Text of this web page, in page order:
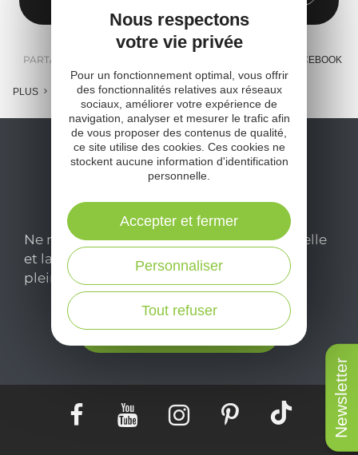
Newsletter
PARTAGER : FACEBOOK
PLUS
Ne manquez pas notre newsletter mensuelle
et laissez-vous inspirer pour profiter
pleinement de votre séjour en Aveyron.
Je m'abonne ici
Nous respectons
votre vie privée
Pour un fonctionnement optimal, vous offrir
des fonctionnalités relatives aux réseaux
sociaux, améliorer votre expérience de
navigation, analyser et mesurer le trafic afin
de vous proposer des contenus de qualité,
ce site utilise des cookies. Ces cookies ne
stockent aucune information d'identification
personnelle.
Tout refuser
Personnaliser
Accepter et fermer